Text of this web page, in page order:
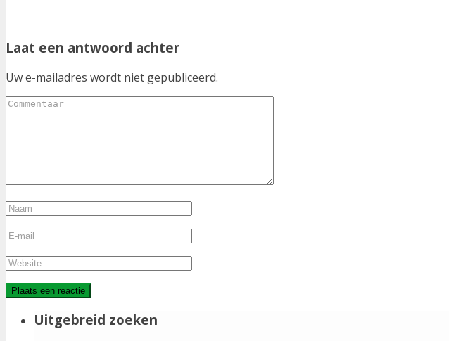
Laat een antwoord achter
Uw e-mailadres wordt niet gepubliceerd.
Uitgebreid zoeken